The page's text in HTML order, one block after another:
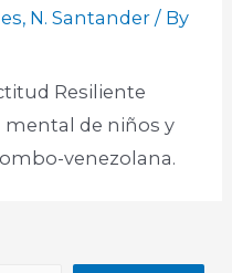
, N. Santander / By
Resiliente
mental de niños y
venezolana.